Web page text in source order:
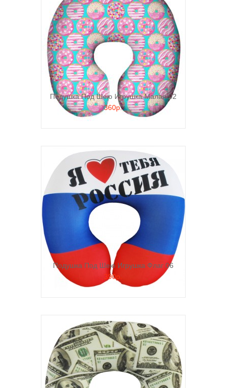
Подушка Под Шею Игрушка Малая 02
360р.
Подушка Под Шею Игрушка Флаг 06
390р.